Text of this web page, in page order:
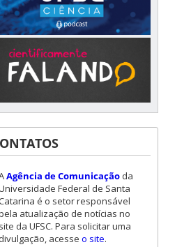
Agência de Comunicação da
Federal de Santa
é o setor responsável
atualização de notícias no
site da UFSC. Para solicitar uma
divulgação, acesse o site.